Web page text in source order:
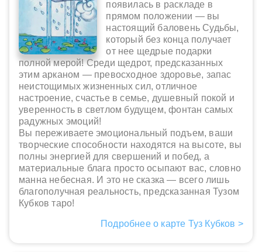
появилась в раскладе в
прямом положении — вы
настоящий баловень Судьбы,
который без конца получает
от нее щедрые подарки
полной мерой! Среди щедрот, предсказанных
этим арканом — превосходное здоровье, запас
неистощимых жизненных сил, отличное
настроение, счастье в семье, душевный покой и
уверенность в светлом будущем, фонтан самых
радужных эмоций!
Вы переживаете эмоциональный подъем, ваши
творческие способности находятся на высоте, вы
полны энергией для свершений и побед, а
материальные блага просто осыпают вас, словно
манна небесная. И это не сказка — всего лишь
благополучная реальность, предсказанная Тузом
Кубков таро!
Подробнее о карте Туз Кубков >